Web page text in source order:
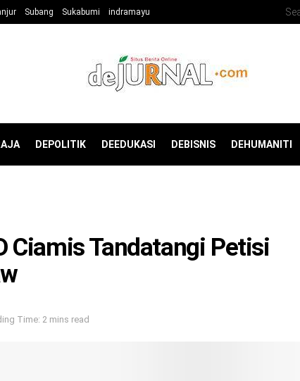
Subang Sukabumi indramayu
DEPOLITIK DEEDUKASI DEBISNIS DEHUMANITI
Ciamis Tandatangi Petisi
Time: 2 mins read